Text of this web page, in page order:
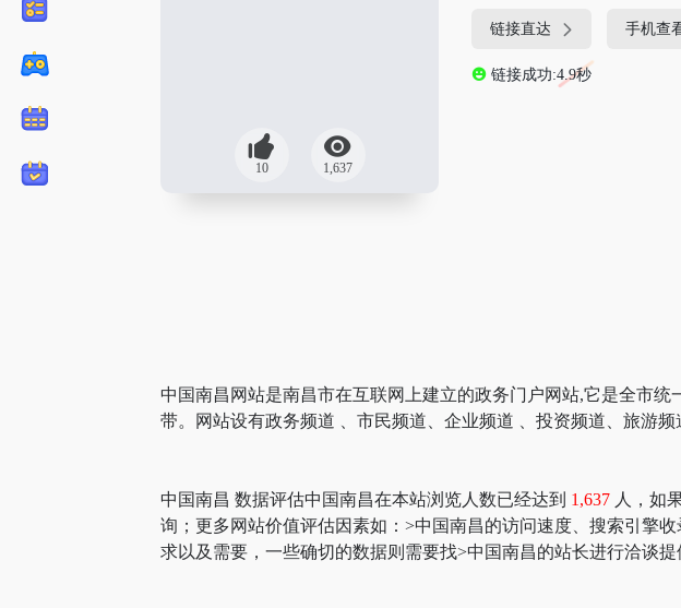
10 1,637
链接直达 手机查
链接成功:4.9秒
中国南昌网站是南昌市在互联网上建立的政务门户网站,它是全市
带。网站设有政务频道 、市民频道、企业频道 、投资频道、旅游频
中国南昌 数据评估中国南昌在本站浏览人数已经达到 1,637 人，如
询；更多网站价值评估因素如：>中国南昌的访问速度、搜索引擎
求以及需要，一些确切的数据则需要找>中国南昌的站长进行洽谈提